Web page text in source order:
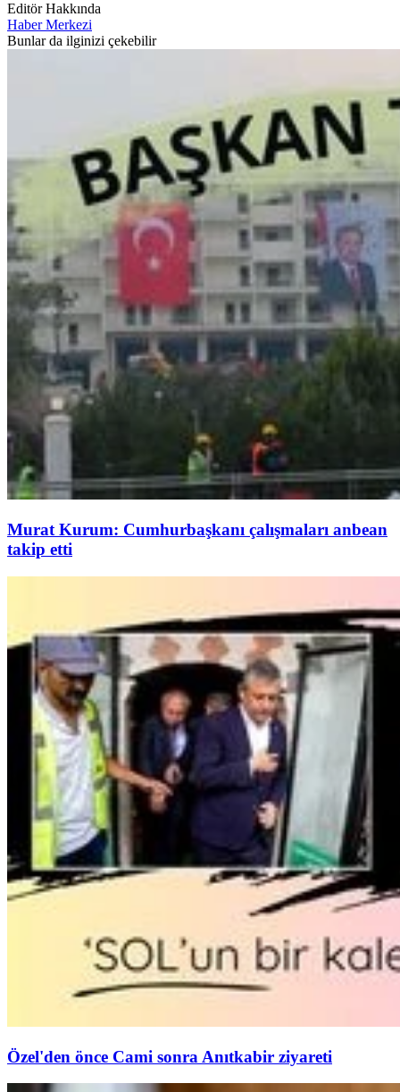
Editör Hakkında
Haber Merkezi
Bunlar da ilginizi çekebilir
Murat Kurum: Cumhurbaşkanı çalışmaları anbean
takip etti
Özel'den önce Cami sonra Anıtkabir ziyareti